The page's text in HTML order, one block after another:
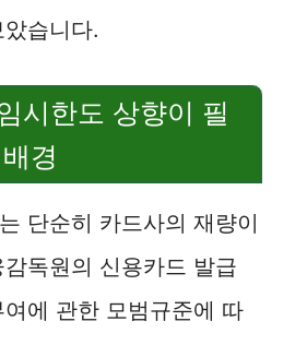
습니다.
시한도 상향이 필
경
단순히 카드사의 재량이
독원의 신용카드 발급
에 관한 모범규준에 따